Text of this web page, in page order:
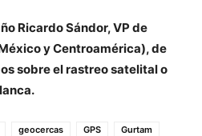
Ricardo Sándor, VP de
y Centroamérica), de
sobre el rastreo satelital o
geocercas GPS
Gurtam